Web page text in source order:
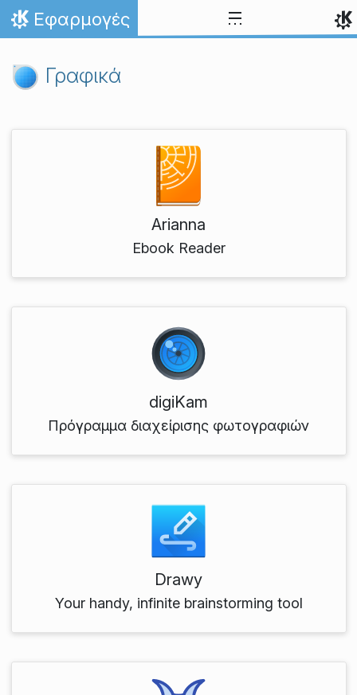
Skip to content
Home
Εφαρμογές
Γραφικά
Arianna
Ebook Reader
digiKam
Πρόγραμμα διαχείρισης φωτογραφιών
Drawy
Your handy, infinite brainstorming tool